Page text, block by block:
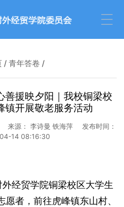
/ 青年答卷 /
善援映夕阳｜我校铜梁校
镇开展敬老服务活动
来源： 李诗曼 铁海萍
发布时间：
14 08:16:30
经贸学院铜梁校区大学生
者，前往虎峰镇东山村、